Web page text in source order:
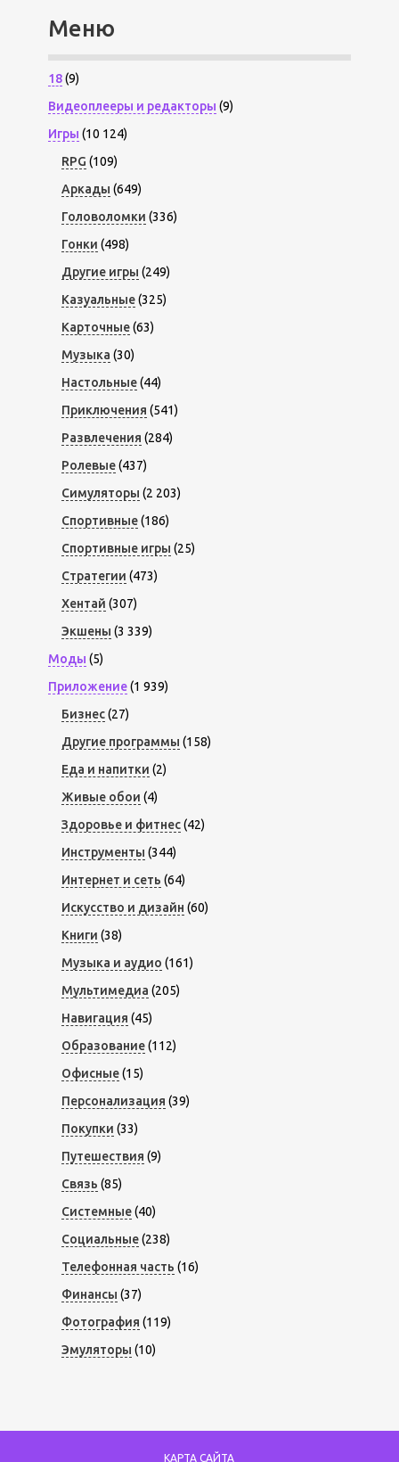
Меню
18(9)
Видеоплееры и редакторы (9)
Игры (10 124)
RPG (109)
Аркады (649)
Головоломки (336)
Гонки (498)
Другие игры (249)
Казуальные(325)
Карточные(63)
Музыка (30)
Настольные(44)
Приключения (541)
Развлечения (284)
Ролевые(437)
Симуляторы (2 203)
Спортивные(186)
Спортивные игры (25)
Стратегии (473)
Хентай (307)
Экшены (3 339)
Моды (5)
Приложение(1 939)
Бизнес(27)
Другие программы (158)
Еда и напитки (2)
Живые обои (4)
Здоровье и фитнес(42)
Инструменты (344)
Интернет и сеть (64)
Искусство и дизайн (60)
Книги (38)
Музыка и аудио (161)
Мультимедиа (205)
Навигация (45)
Образование(112)
Офисные(15)
Персонализация (39)
Покупки (33)
Путешествия (9)
Связь (85)
Системные(40)
Социальные(238)
Телефонная часть (16)
Финансы (37)
Фотография (119)
Эмуляторы (10)
КАРТА САЙТА